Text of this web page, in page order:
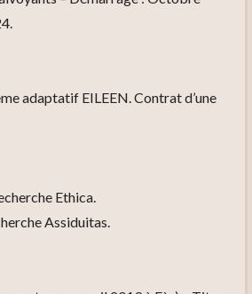
adaptatif EILEEN. Contrat d’une
Ethica.
Assiduitas.